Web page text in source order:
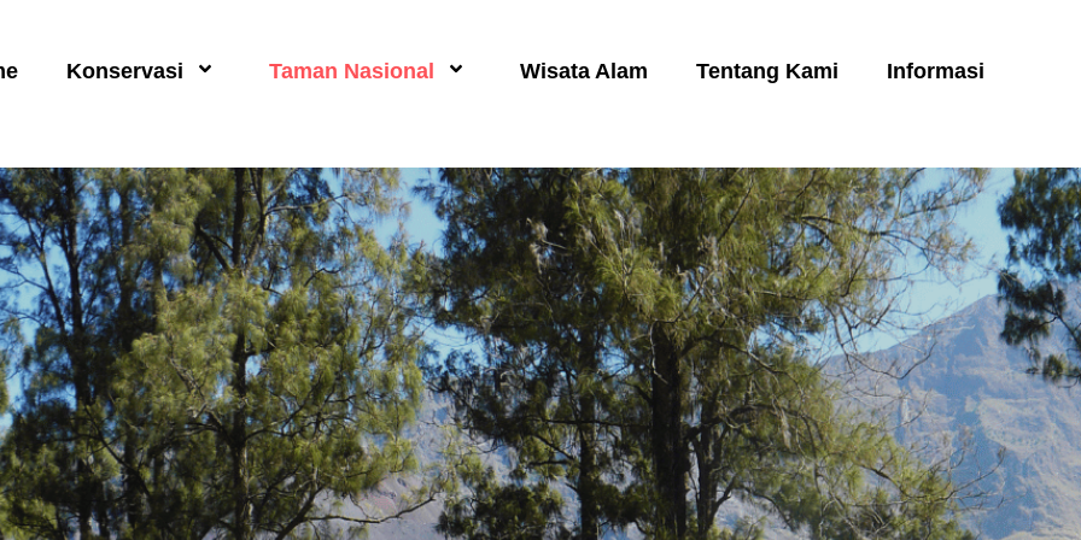
Konservasi Taman Nasional Wisata Alam Tentang Kami Informasi